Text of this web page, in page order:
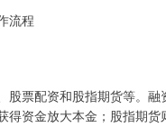
流程
股票配资和股指期货等。
资金放大本金；股指期货